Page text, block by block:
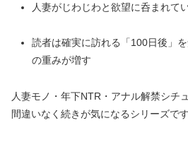
人妻がじわじわと欲望に呑まれて
読者は確実に訪れる「100日後」
の重みが増す
人妻モノ・年下NTR・アナル解禁シチ
間違いなく続きが気になるシリーズです